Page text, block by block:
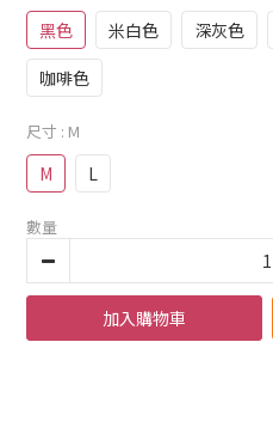
黑色 米白色 深灰色
咖啡色
尺寸 : M
M L
數量
加入購物車